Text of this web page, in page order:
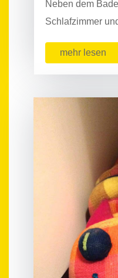
Neben dem
Schlafzimmer
mehr lesen